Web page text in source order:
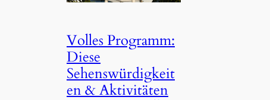
Volles Programm:
Diese
Sehenswürdigkeit
en & Aktivitäten